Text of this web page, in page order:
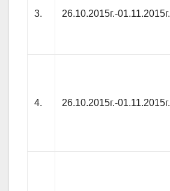
3. 26.10.2015г.-01.11.2015г.
4. 26.10.2015г.-01.11.2015г.